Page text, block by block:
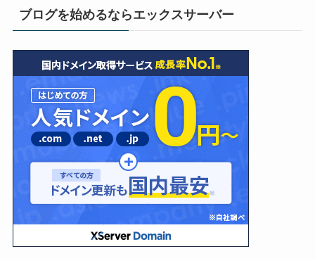
ブログを始めるならエックスサーバー